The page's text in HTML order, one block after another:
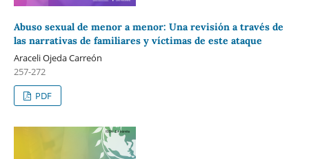
Abuso sexual de menor a menor: Una revisión a través de
las narrativas de familiares y víctimas de este ataque
Araceli Ojeda Carreón
257-272
PDF